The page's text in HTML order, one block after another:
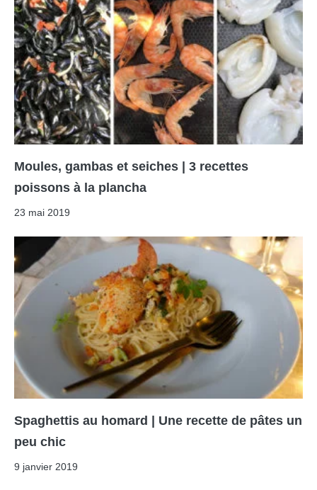
Moules, gambas et seiches | 3 recettes
poissons à la plancha
23 mai 2019
Spaghettis au homard | Une recette de pâtes un
peu chic
9 janvier 2019